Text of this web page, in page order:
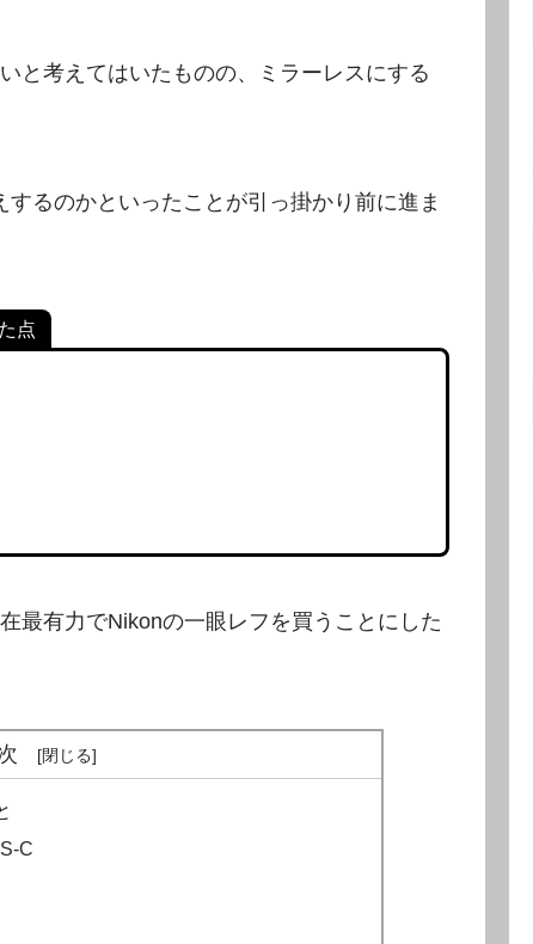
と考えてはいたものの、ミラーレスにする
るのかといったことが引っ掛かり前に進ま
点
最有力でNikonの一眼レフを買うことにした
C